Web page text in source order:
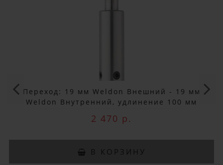
Переход: 19 мм Weldon Внешний - 19 мм
Weldon Внутренний, удлинение 100 мм
2 470 р.
В КОРЗИНУ